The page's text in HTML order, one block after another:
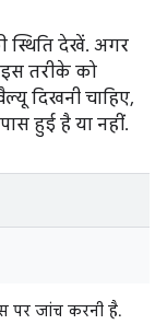
स्थिति देखें. अगर
तरीके को
दिखनी चाहिए,
हुई है या नहीं.
पर जांच करनी है.